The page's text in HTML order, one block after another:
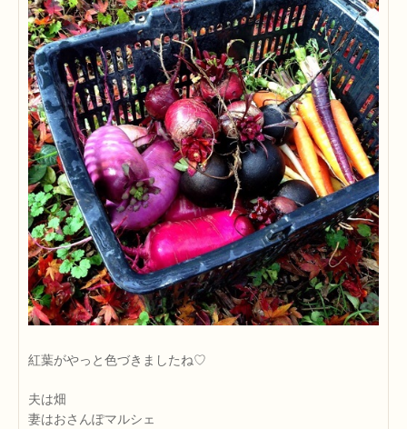
紅葉がやっと色づきましたね♡
夫は畑
妻はおさんぽマルシェ